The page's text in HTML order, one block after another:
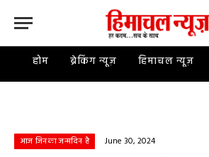
होम ब्रेकिंग न्यूज़ हिमाचल न्यूज़
आज जिनका जन्मदिन है June 30, 2024